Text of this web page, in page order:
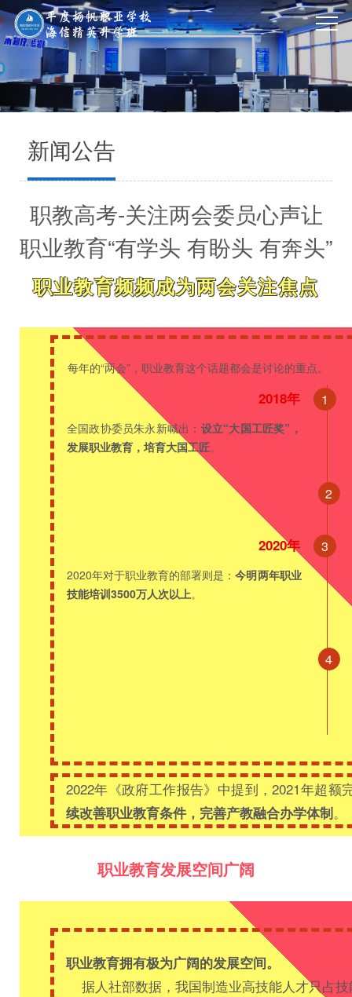
新闻公告
职教高考-关注两会委员心声让
职业教育“有学头 有盼头 有奔头”
职业教育频频成为两会关注焦点
每年的“两会”，职业教育这个话题都会是讨论的重点。
2018年 1
全国政协委员朱永新喊出： 设立“大国工匠奖”，
发展职业教育，培育大国工匠。
2020年 3
2020年对于职业教育的部署则是：今明两年职业
技能培训3500万人次以上。
2
4
2022年《政府工作报告》中提到，2021年超额
续改善职业教育条件，完善产教融合办学体制。
职业教育发展空间广阔
职业教育拥有极为广阔的发展空间。
据人社部数据，我国制造业高技能人才只占